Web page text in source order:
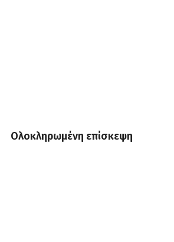
Ολοκληρωμένη επίσκεψη